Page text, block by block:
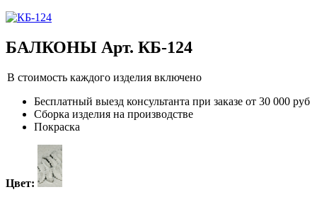
БАЛКОНЫ Арт. КБ-124
В стоимость каждого изделия включено
Бесплатный выезд консультанта при заказе от 30 000 руб
Сборка изделия на производстве
Покраска
Цвет: